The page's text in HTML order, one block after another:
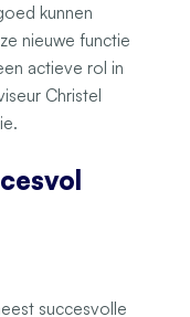
kunnen
nieuwe functie
actieve rol in
Christel
succesvolle